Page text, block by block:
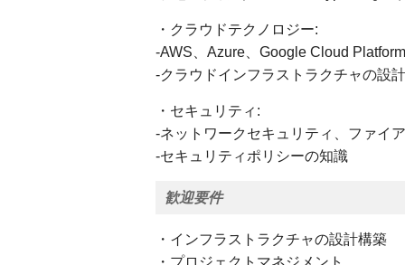
・クラウドテクノロジー:
-AWS、Azure、Google Cloud
-クラウドインフラストラクチャの設
・セキュリティ:
-ネットワークセキュリティ、ファイ
-セキュリティポリシーの知識
歓迎要件
・インフラストラクチャの設計構築
・プロジェクトマネジメント